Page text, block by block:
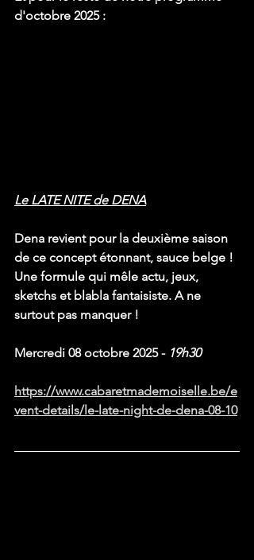
d'octobre 2025 :
Le LATE NITE de DENA
Dena revient pour la deuxième saison
de ce concept étonnant, sauce belge !
Une formule qui mêle actu, jeux,
sketchs et blabla fantaisiste. A ne
surtout pas manquer !
Mercredi 08 octobre 2025 - 19h30
https://www.cabaretmademoiselle.be/e
vent-details/le-late-night-de-dena-08-10